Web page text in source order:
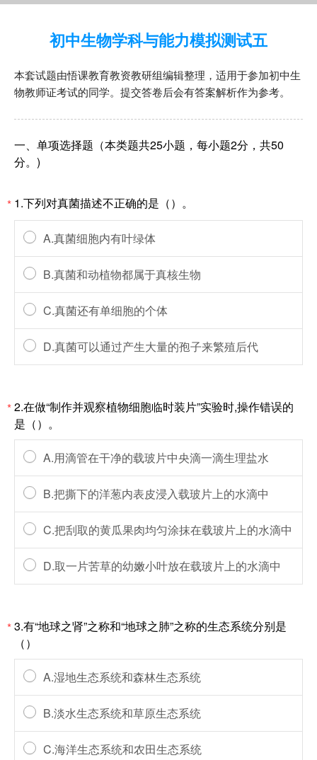
初中生物学科与能力模拟测试五
本套试题由悟课教育教资教研组编辑整理，适用于参加初中生
物教师证考试的同学。提交答卷后会有答案解析作为参考。
一、单项选择题（本类题共25小题，每小题2分，共50
分。)
* 1.下列对真菌描述不正确的是（）。
A.真菌细胞内有叶绿体
B.真菌和动植物都属于真核生物
C.真菌还有单细胞的个体
D.真菌可以通过产生大量的孢子来繁殖后代
*2.在做“制作并观察植物细胞临时装片”实验时,操作错误的
是（）。
A.用滴管在干净的载玻片中央滴一滴生理盐水
B.把撕下的洋葱内表皮浸入载玻片上的水滴中
C.把刮取的黄瓜果肉均匀涂抹在载玻片上的水滴中
D.取一片苦草的幼嫩小叶放在载玻片上的水滴中
*3.有“地球之肾”之称和“地球之肺”之称的生态系统分别是
（）
A.湿地生态系统和森林生态系统
B.淡水生态系统和草原生态系统
C.海洋生态系统和农田生态系统